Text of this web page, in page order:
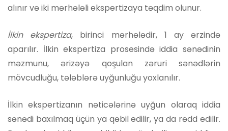
alınır və iki mərhələli ekspertizaya təqdim olunur.
İlkin ekspertiza, birinci mərhələdir, 1 ay ərzində
aparılır. İlkin ekspertiza prosesində iddia sənədinin
məzmunu, ərizəyə qoşulan zəruri sənədlərin
mövcudluğu, tələblərə uyğunluğu yoxlanılır.
İlkin ekspertizanın nəticələrinə uyğun olaraq iddia
sənədi baxılmaq üçün ya qəbil edilir, ya da rədd edilir.